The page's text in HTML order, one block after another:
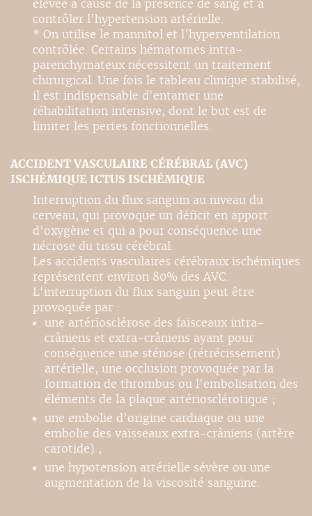
élevée à cause de la présence de sang et à
contrôler l'hypertension artérielle.
* On utilise le mannitol et l'hyperventilation
contrôlée. Certains hématomes intra-
parenchymateux nécessitent un traitement
chirurgical. Une fois le tableau clinique stabilisé,
il est indispensable d'entamer une
réhabilitation intensive, dont le but est de
limiter les pertes fonctionnelles.
ACCIDENT VASCULAIRE CÉRÉBRAL (AVC)
ISCHÉMIQUE ICTUS ISCHÉMIQUE
Interruption du flux sanguin au niveau du
cerveau, qui provoque un déficit en apport
d'oxygène et qui a pour conséquence une
nécrose du tissu cérébral.
Les accidents vasculaires cérébraux ischémiques
représentent environ 80% des AVC.
L'interruption du flux sanguin peut être
provoquée par :
une artériosclérose des faisceaux intra-
crâniens et extra-crâniens ayant pour
conséquence une sténose (rétrécissement)
artérielle, une occlusion provoquée par la
formation de thrombus ou l'embolisation des
éléments de la plaque artériosclérotique ;
une embolie d'origine cardiaque ou une
embolie des vaisseaux extra-crâniens (artère
carotide) ;
une hypotension artérielle sévère ou une
augmentation de la viscosité sanguine.